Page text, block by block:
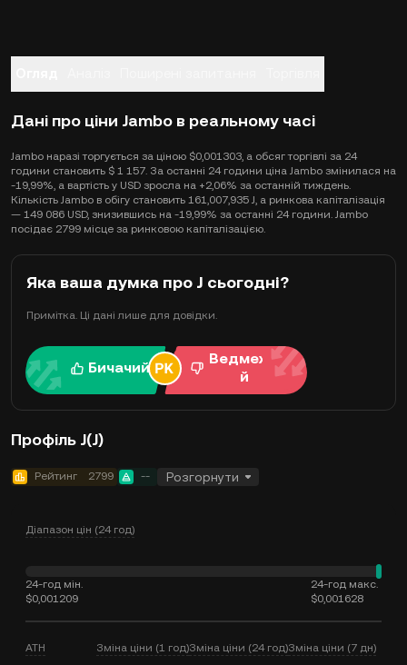
Дані про ціни Jambo в реальному часі
Jambo наразі торгується за ціною $0,001303, а обсяг торгівлі за 24
години становить $ 1 157. За останні 24 години ціна Jambo змінилася на
-19,99%, а вартість у USD зросла на +2,06% за останній тиждень.
Кількість Jambo в обігу становить 161,007,935 J, а ринкова капіталізація
— 149 086 USD, знизившись на -19,99% за останні 24 години. Jambo
посідає 2799 місце за ринковою капіталізацією.
Яка ваша думка про J сьогодні?
Примітка. Ці дані лише для довідки.
Бичачий
Ведмежи
й
Профіль J(J)
Рейтинг 2799 -- Розгорнути
Діапазон цін (24 год)
24-год мін.
$0,001209
24-год макс.
$0,001628
ATH Зміна ціни (1 год)Зміна ціни (24 год)Зміна ціни (7 дн)